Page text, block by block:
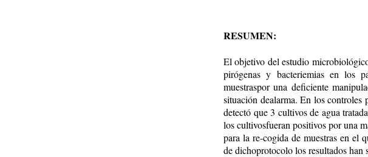
RESUMEN:
El objetivo del estudio
pirógenas y bacteriemias en los
muestraspor una deficiente
situación dealarma. En los controles
detectó que 3 cultivos de agua
los cultivosfueran positivos por una
para la re-cogida de muestras en el
de dichoprotocolo los resultados han